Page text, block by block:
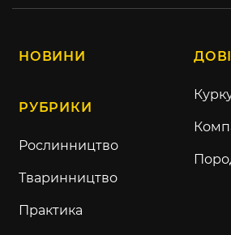
НОВИНИ
РУБРИКИ
Рослинництво
Тваринництво
Практика